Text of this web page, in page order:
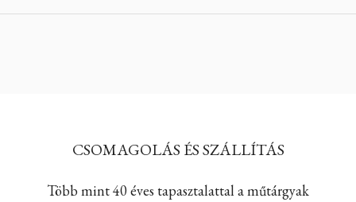
CSOMAGOLÁS ÉS SZÁLLÍTÁS
Több mint 40 éves tapasztalattal a műtárgyak